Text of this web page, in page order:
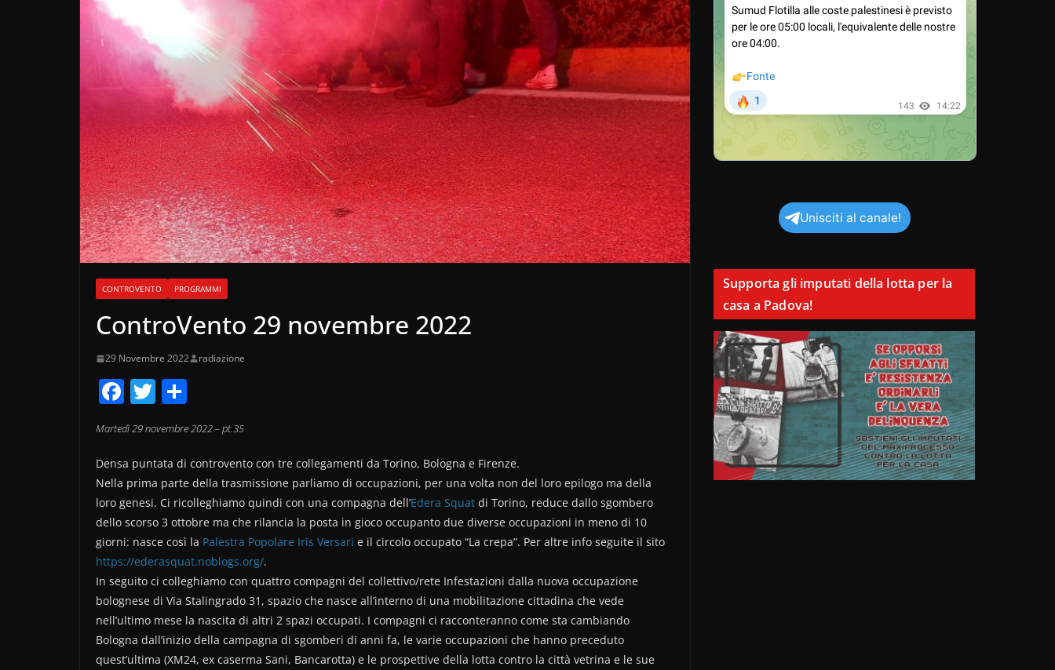
CONTROVENTO PROGRAMMI
ControVento 29 novembre 2022
29 Novembre 2022 radiazione
F
a
c
e
b
o
o
k
T
itt
er
o
n
di
vi
di
Martedì 29 novembre 2022 – pt.35
Densa puntata di controvento con tre collegamenti da Torino, Bologna e Firenze.
Nella prima parte della trasmissione parliamo di occupazioni, per una volta non del loro epilogo ma della
loro genesi. Ci ricolleghiamo quindi con una compagna dell’Edera Squat di Torino, reduce dallo sgombero
dello scorso 3 ottobre ma che rilancia la posta in gioco occupanto due diverse occupazioni in meno di 10
giorni: nasce così la Palestra Popolare Iris Versari e il circolo occupato “La crepa”. Per altre info seguite il sito
https://ederasquat.noblogs.org/.
In seguito ci colleghiamo con quattro compagni del collettivo/rete Infestazioni dalla nuova occupazione
bolognese di Via Stalingrado 31, spazio che nasce all’interno di una mobilitazione cittadina che vede
nell’ultimo mese la nascita di altri 2 spazi occupati. I compagni ci racconteranno come sta cambiando
Bologna dall’inizio della campagna di sgomberi di anni fa, le varie occupazioni che hanno preceduto
quest’ultima (XM24, ex caserma Sani, Bancarotta) e le prospettive della lotta contro la città vetrina e le sue
Unisciti al canale!
Supporta gli imputati della lotta per la
casa a Padova!